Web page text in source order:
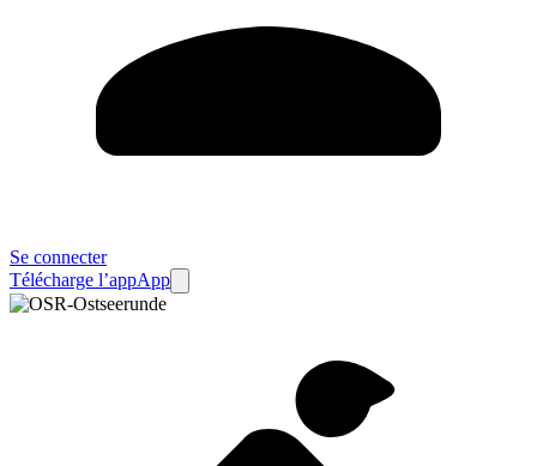
Se connecter
Télécharge l’appApp